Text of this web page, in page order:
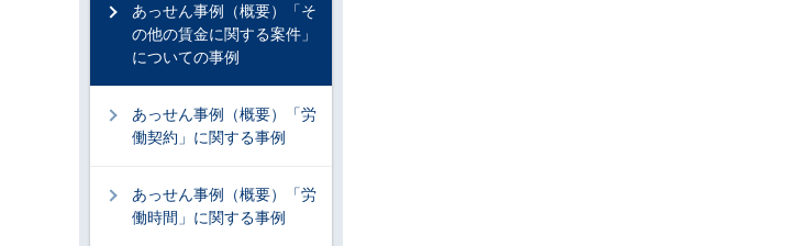
あっせん事例（概要）「そ
の他の賃金に関する案件」
についての事例
あっせん事例（概要）「労
働契約」に関する事例
あっせん事例（概要）「労
働時間」に関する事例